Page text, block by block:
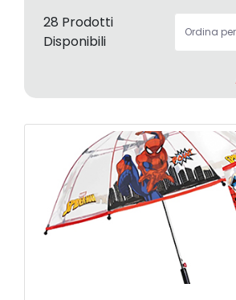
28 Prodotti
Disponibili
Ordina